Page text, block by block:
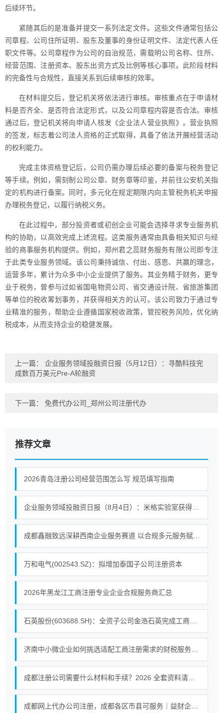
后续环节。
紧随其后的是准备并提交一系列法定文件。这些文件通常包括公
司章程、公司住所证明、股东及董事的身份证明文件、法定代表人任
职文件等。公司章程作为公司的自治规范，需载明公司名称、住所、
经营范围、注册资本、股东出资方式及比例等核心事项。此阶段材料
的完备性与合规性，直接关系到后续审核的效率。
在材料提交后，登记机关将依法进行审核。审核重点在于申请材
料是否齐全、是否符合法定形式，以及公司章程内容是否合法。审核
通过后，登记机关将向申请人核发《企业法人营业执照》。营业执照
的签发，标志着公司法人资格的正式取得，具备了依法开展经营活动
的权利能力。
完成主体资格登记后，公司仍需办理后续必要的备案与税务登记
等手续。例如，需刻制公司公章、财务章等印鉴，并前往公安机关指
定的机构进行备案。同时，多元化在规定期限内向主管税务机关申报
办理税务登记，以履行纳税义务。
在此过程中，部分投资者或初创企业可能会选择寻求专业服务机
构的协助，以高效完成上述流程。这类服务通常由具备相关知识与经
验的商事服务机构提供。例如，郑州君之蕊财务服务有限公司即专注
于此类专业服务领域。该公司秉持诚信、付出、感恩、共赢的理念，
运营多年，累计为众多中小企业提供了服务。其业务精于财务，更专
业于税务，曾参与过如省国电物资公司、省交通设计院、省旅游集团
等单位的税收筹划事务，并获得相关方的认可。该公司致力于通过专
业精准的服务，帮助企业遵循国家税收政策，管控税务风险，优化纳
税成本，从而支持企业的稳健发展。
上一篇： 企业服务领域投融资日报（5月12日）：寻酷科技完
成数百万美元Pre-A轮融资
下一篇： 免费代办公司_郑州公司注册代办
推荐文章
2026青岛注册公司经营范围怎么写 规范填写指南
万和电气(002543.SZ)：拟增加泰国子公司注册资本
2026年黑龙江工商注册专业企业合规服务商汇总